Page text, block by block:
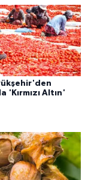
'Kırmızı Altın'